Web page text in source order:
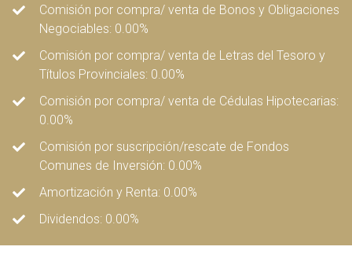
Comisión por compra/ venta de Bonos y Obligaciones
Negociables: 0.00%
Comisión por compra/ venta de Letras del Tesoro y
Títulos Provinciales: 0.00%
Comisión por compra/ venta de Cédulas Hipotecarias:
0.00%
Comisión por suscripción/rescate de Fondos
Comunes de Inversión: 0.00%
Amortización y Renta: 0.00%
Dividendos: 0.00%